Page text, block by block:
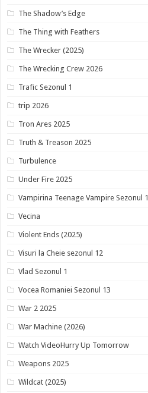
The Shadow’s Edge
The Thing with Feathers
The Wrecker (2025)
The Wrecking Crew 2026
Trafic Sezonul 1
trip 2026
Tron Ares 2025
Truth & Treason 2025
Turbulence
Under Fire 2025
Vampirina Teenage Vampire Sezonul 1
Vecina
Violent Ends (2025)
Visuri la Cheie sezonul 12
Vlad Sezonul 1
Vocea Romaniei Sezonul 13
War 2 2025
War Machine (2026)
Watch VideoHurry Up Tomorrow
Weapons 2025
Wildcat (2025)